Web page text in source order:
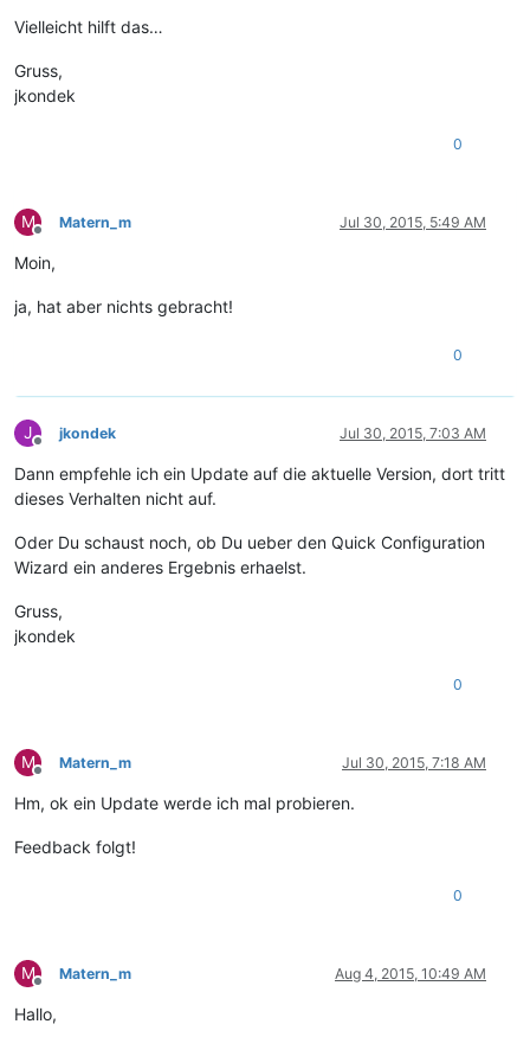
Vielleicht hilft das…
Gruss,
jkondek
0
M
Offline
Matern_m Jul 30, 2015, 5:49 AM
Moin,
ja, hat aber nichts gebracht!
0
J
Offline
jkondek Jul 30, 2015, 7:03 AM
Dann empfehle ich ein Update auf die aktuelle Version, dort tritt
dieses Verhalten nicht auf.
Oder Du schaust noch, ob Du ueber den Quick Configuration
Wizard ein anderes Ergebnis erhaelst.
Gruss,
jkondek
0
M
Offline
Matern_m Jul 30, 2015, 7:18 AM
Hm, ok ein Update werde ich mal probieren.
Feedback folgt!
0
M
Offline
Matern_m Aug 4, 2015, 10:49 AM
Hallo,